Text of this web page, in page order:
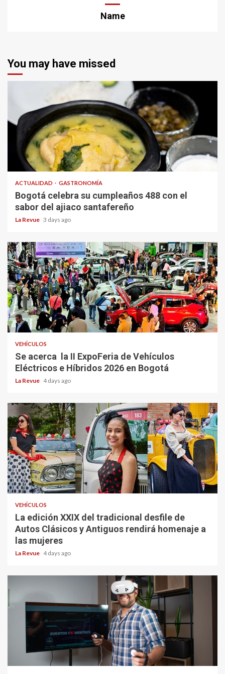
Name
You may have missed
ACTUALIDAD GASTRONOMÍA
Bogotá celebra su cumpleaños 488 con el
sabor del ajiaco santafereño
La Revue 3 days ago
VEHÍCULOS
Se acerca la II ExpoFeria de Vehículos
Eléctricos e Híbridos 2026 en Bogotá
La Revue 4 days ago
VEHÍCULOS
La edición XXIX del tradicional desfile de
Autos Clásicos y Antiguos rendirá homenaje a
las mujeres
La Revue 4 days ago